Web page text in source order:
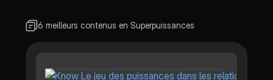
6 meilleurs contenus en Superpuissances